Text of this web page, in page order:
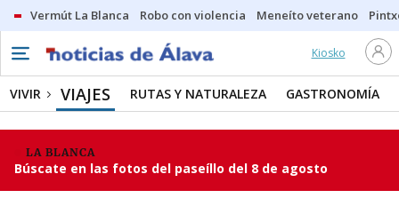
Vermút La Blanca Robo con violencia Meneíto veterano
Kiosko
VIVIR VIAJES RUTAS Y NATURALEZA GASTRONOMÍA
LA BLANCA
Búscate en las fotos del paseíllo del 8 de agosto